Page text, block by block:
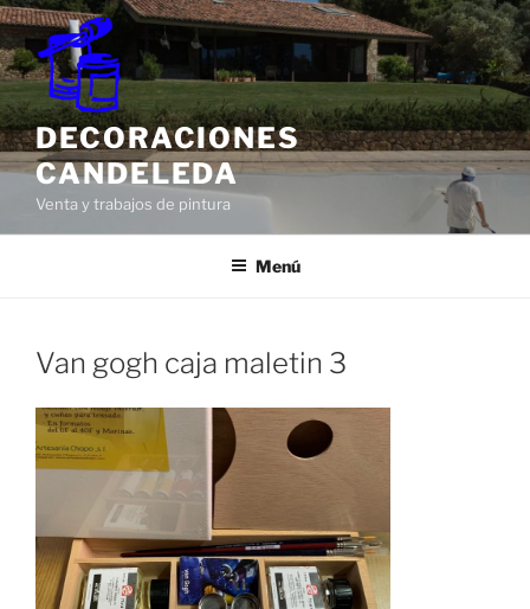
Saltar
al
contenido
DECORACIONES
CANDELEDA
Venta y trabajos de pintura
Menú
Van gogh caja maletin 3